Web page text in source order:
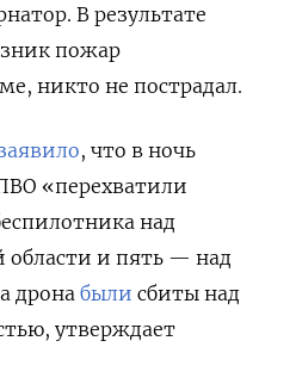
В результате
пожар
никто не пострадал.
, что в ночь
«перехватили
над
области и пять — над
дрона были сбиты над
утверждает